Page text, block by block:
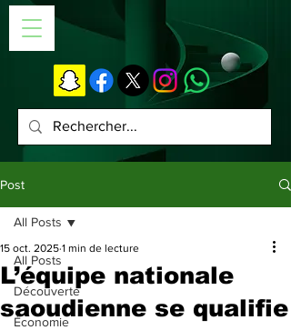
Post
All Posts
Découverte
Économie
All Posts
L’équipe nationale
saoudienne se qualifie
15 oct. 2025 1 min de lecture